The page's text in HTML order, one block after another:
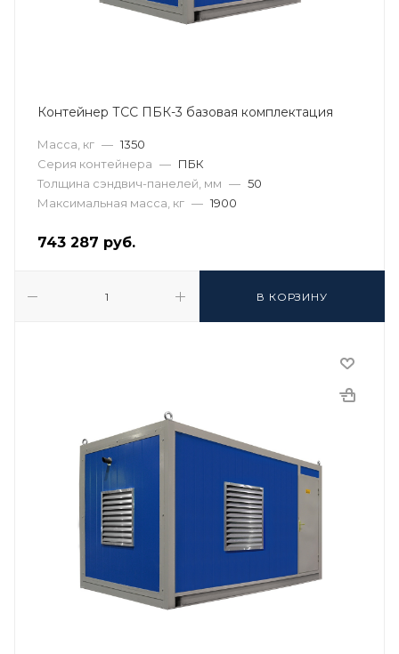
Контейнер ТСС ПБК-3 базовая комплектация
Масса, кг — 1350
Серия контейнера — ПБК
Толщина сэндвич-панелей, мм — 50
Максимальная масса, кг — 1900
743 287 руб.
В КОРЗИНУ